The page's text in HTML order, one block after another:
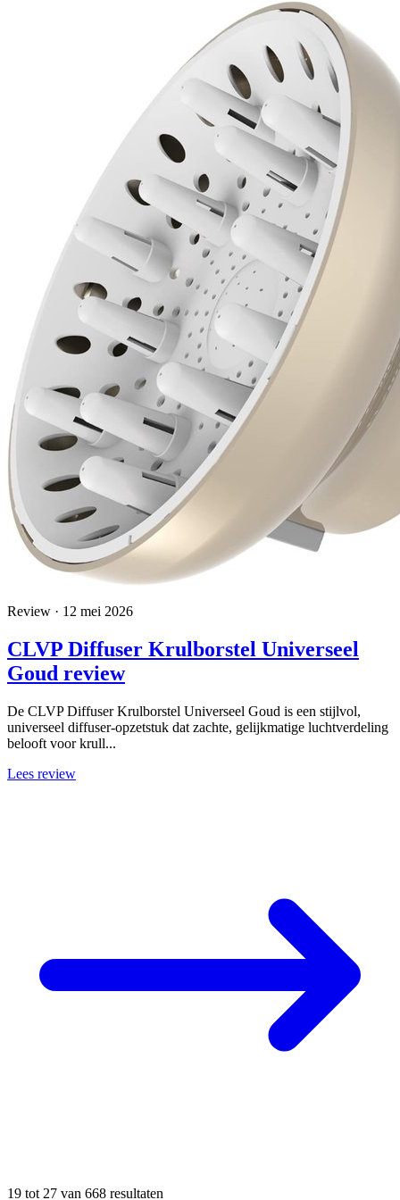
Review · 12 mei 2026
CLVP Diffuser Krulborstel Universeel
Goud review
De CLVP Diffuser Krulborstel Universeel Goud is een stijlvol,
universeel diffuser-opzetstuk dat zachte, gelijkmatige luchtverdeling
belooft voor krull...
Lees review
19 tot 27 van 668 resultaten